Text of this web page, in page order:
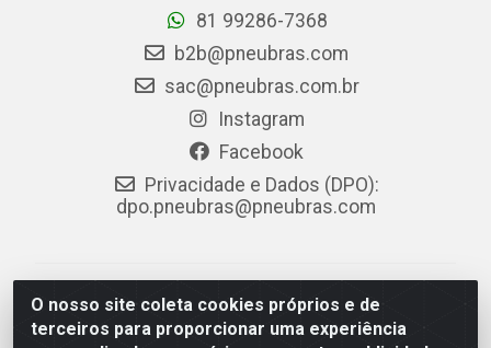
O nosso site coleta cookies próprios e de
terceiros para proporcionar uma experiência
81 99286-7368
b2b@pneubras.com
sac@pneubras.com.br
Instagram
Facebook
Privacidade e Dados (DPO):
dpo.pneubras@pneubras.com
PneuBras - Rodovia BR-101, KM 82 - Prazeres,
Jaboatão dos Guararapes/PE - CEP 54.335-000 - CNPJ
08.678.386/0001-05 - Pneubras Comércio de Pneus